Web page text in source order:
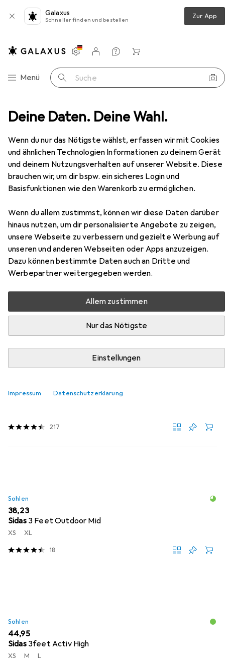
Deine Daten. Deine Wahl.
Wenn du nur das Nötigste wählst, erfassen wir mit Cookies
und ähnlichen Technologien Informationen zu deinem Gerät
und deinem Nutzungsverhalten auf unserer Website. Diese
brauchen wir, um dir bspw. ein sicheres Login und
Basisfunktionen wie den Warenkorb zu ermöglichen.
Wenn du allem zustimmst, können wir diese Daten darüber
hinaus nutzen, um dir personalisierte Angebote zu zeigen,
unsere Webseite zu verbessern und gezielte Werbung auf
unseren und anderen Webseiten oder Apps anzuzeigen.
Dazu können bestimmte Daten auch an Dritte und
Werbepartner weitergegeben werden.
Allem zustimmen
Nur das Nötigste
Einstellungen
Impressum Datenschutzerklärung
Galaxus
Schneller finden und bestellen Zur App
Navigation nach Kategorien
Menü Suche
Einstellungen
Kundenkonto
Vergleichslisten
Merklisten
Warenkorb
Albatros Sicherheitsstiefel TIMBER MID S3 SRC
EUR
86,28
AlbatrosSicherheitsstiefel TIMBER
MID S3 SRC
6 Grössen
Zubehör für Albatros
Sicherheitsstiefel TIMBER MID
S3 SRC
Hier findest du passendes Zubehör zum Produkt Albatros
Sohlen.
Relevanz
SidasCushioning Gel 3D
217
Sohlen
EUR
38,23
Sidas 3 Feet Outdoor Mid
XS XL
18
Sohlen
EUR
44,95
Sidas 3feet Activ High
XS M L